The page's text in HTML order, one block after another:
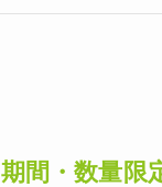
期間・数量限